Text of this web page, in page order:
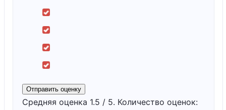
Отправить оценку
Средняя оценка 1.5 / 5. Количество оценок: